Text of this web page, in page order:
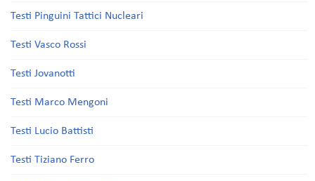
Testi Pinguini Tattici Nucleari
Testi Vasco Rossi
Testi Jovanotti
Testi Marco Mengoni
Testi Lucio Battisti
Testi Tiziano Ferro